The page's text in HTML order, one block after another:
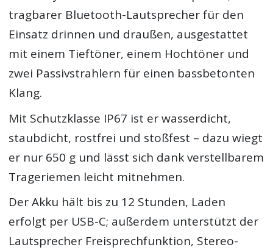
tragbarer Bluetooth-Lautsprecher für den
Einsatz drinnen und draußen, ausgestattet
mit einem Tieftöner, einem Hochtöner und
zwei Passivstrahlern für einen bassbetonten
Klang.
Mit Schutzklasse IP67 ist er wasserdicht,
staubdicht, rostfrei und stoßfest – dazu wiegt
er nur 650 g und lässt sich dank verstellbarem
Trageriemen leicht mitnehmen.
Der Akku hält bis zu 12 Stunden, Laden
erfolgt per USB-C; außerdem unterstützt der
Lautsprecher Freisprechfunktion, Stereo-